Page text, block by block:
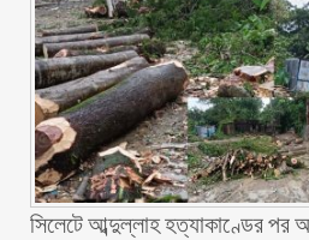
সিলেটে আব্দুল্লাহ হত্যাকাণ্ডের পর